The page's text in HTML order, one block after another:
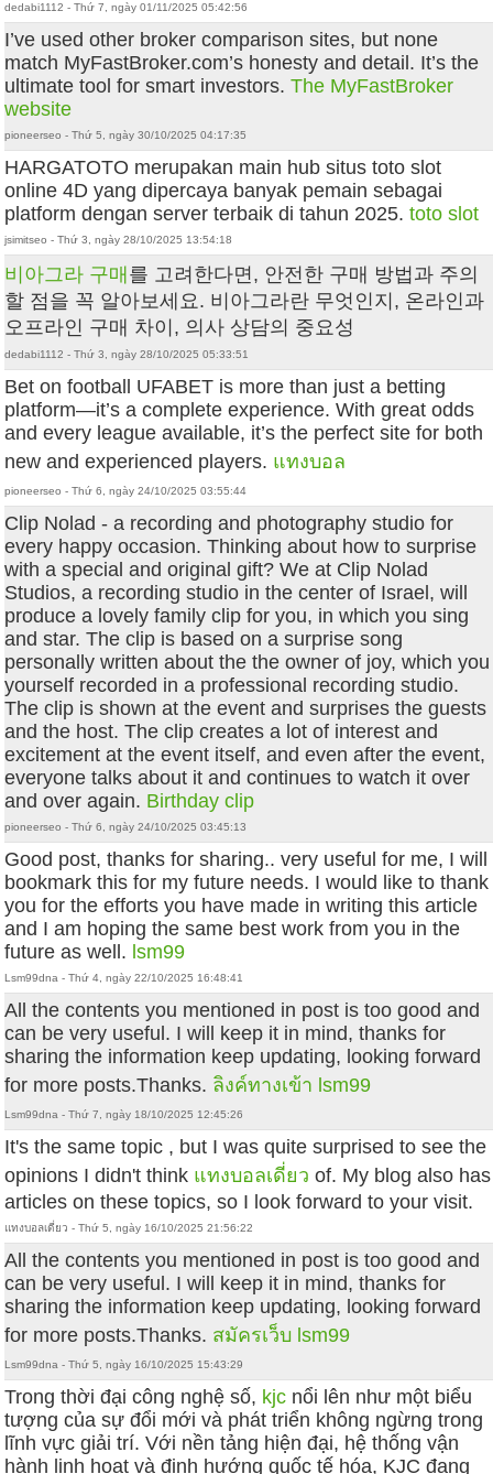
dedabi1112 - Thứ 7, ngày 01/11/2025 05:42:56
I’ve used other broker comparison sites, but none
match MyFastBroker.com’s honesty and detail. It’s the
ultimate tool for smart investors.The MyFastBroker
website
pioneerseo - Thứ 5, ngày 30/10/2025 04:17:35
HARGATOTO merupakan main hub situs toto slot
online 4D yang dipercaya banyak pemain sebagai
platform dengan server terbaik di tahun 2025.toto slot
jsimitseo - Thứ 3, ngày 28/10/2025 13:54:18
비아그라 구매 를 고려한다면, 안전한 구매 방법과 주의
할 점을 꼭 알아보세요. 비아그라란 무엇인지, 온라인과
오프라인 구매 차이, 의사 상담의 중요성
dedabi1112 - Thứ 3, ngày 28/10/2025 05:33:51
Bet on football UFABET is more than just a betting
platform—it’s a complete experience. With great odds
and every league available, it’s the perfect site for both
new and experienced players. แทงบอล
pioneerseo - Thứ 6, ngày 24/10/2025 03:55:44
Clip Nolad - a recording and photography studio for
every happy occasion. Thinking about how to surprise
with a special and original gift? We at Clip Nolad
Studios, a recording studio in the center of Israel, will
produce a lovely family clip for you, in which you sing
and star. The clip is based on a surprise song
personally written about the the owner of joy, which you
yourself recorded in a professional recording studio.
The clip is shown at the event and surprises the guests
and the host. The clip creates a lot of interest and
excitement at the event itself, and even after the event,
everyone talks about it and continues to watch it over
and over again. Birthday clip
pioneerseo - Thứ 6, ngày 24/10/2025 03:45:13
Good post, thanks for sharing.. very useful for me, I will
bookmark this for my future needs. I would like to thank
you for the efforts you have made in writing this article
and I am hoping the same best work from you in the
future as well. lsm99
Lsm99dna - Thứ 4, ngày 22/10/2025 16:48:41
All the contents you mentioned in post is too good and
can be very useful. I will keep it in mind, thanks for
sharing the information keep updating, looking forward
for more posts.Thanks. ลิงค์ทางเข้า lsm99
Lsm99dna - Thứ 7, ngày 18/10/2025 12:45:26
It's the same topic , but I was quite surprised to see the
opinions I didn't think แทงบอลเดี่ยว of. My blog also has
articles on these topics, so I look forward to your visit.
แทงบอลเดี่ยว - Thứ 5, ngày 16/10/2025 21:56:22
All the contents you mentioned in post is too good and
can be very useful. I will keep it in mind, thanks for
sharing the information keep updating, looking forward
for more posts.Thanks. สมัครเว็บ lsm99
Lsm99dna - Thứ 5, ngày 16/10/2025 15:43:29
Trong thời đại công nghệ số, kjc nổi lên như một biểu
tượng của sự đổi mới và phát triển không ngừng trong
lĩnh vực giải trí. Với nền tảng hiện đại, hệ thống vận
hành linh hoạt và định hướng quốc tế hóa, KJC đang